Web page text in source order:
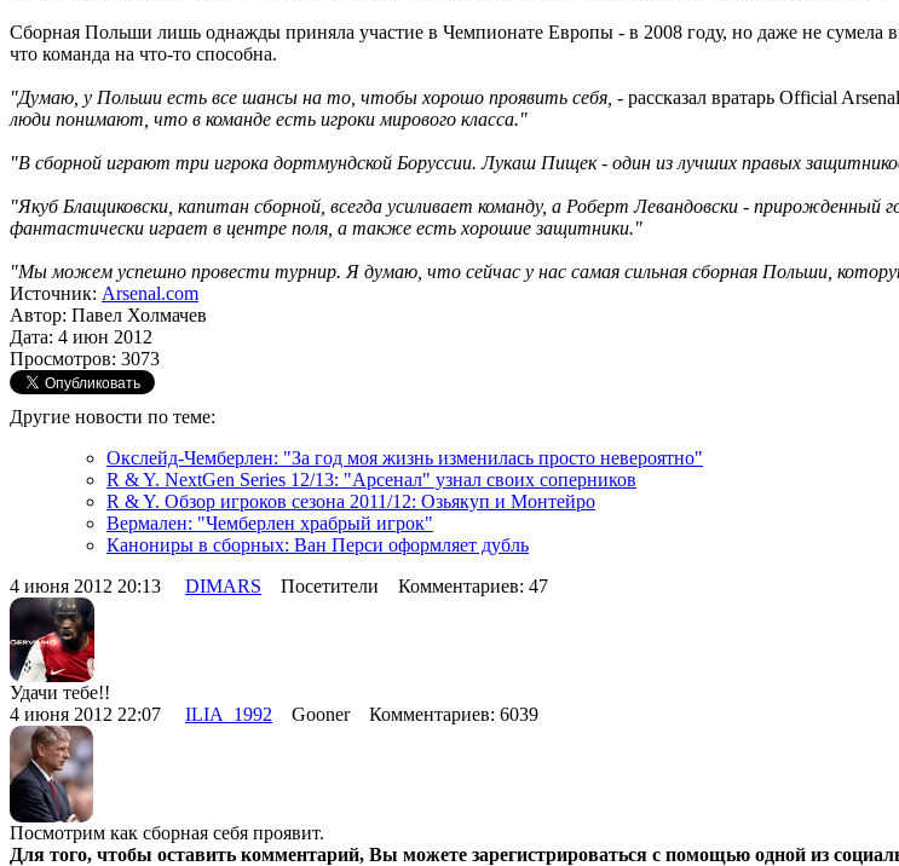
Сборная Польши лишь однажды приняла участие в Чемпионате Европы - в 2008 году, но даже не сумела
что команда на что-то способна.
"Думаю, у Польши есть все шансы на то, чтобы хорошо проявить себя, - рассказал вратарь Official
люди понимают, что в команде есть игроки мирового класса."
"В сборной играют три игрока дортмундской Боруссии. Лукаш Пищек - один из лучших правых
"Якуб Блащиковски, капитан сборной, всегда усиливает команду, а Роберт Левандовски -
фантастически играет в центре поля, а также есть хорошие защитники."
"Мы можем успешно провести турнир. Я думаю, что сейчас у нас самая сильная сборная Польши,
Источник: Arsenal.com
Автор: Павел Холмачев
Дата: 4 июн 2012
Просмотров: 3073
Другие новости по теме:
Окслейд-Чемберлен: "За год моя жизнь изменилась просто невероятно"
R & Y. NextGen Series 12/13: "Арсенал" узнал своих соперников
R & Y. Обзор игроков сезона 2011/12: Озьякуп и Монтейро
Вермален: "Чемберлен храбрый игрок"
Канониры в сборных: Ван Перси оформляет дубль
4 июня 2012 20:13 DIMARS Посетители Комментариев: 47
Удачи тебе!!
4 июня 2012 22:07 ILIA_1992 Gooner Комментариев: 6039
Посмотрим как сборная себя проявит.
Для того, чтобы оставить комментарий, Вы можете зарегистрироваться с помощью одной из